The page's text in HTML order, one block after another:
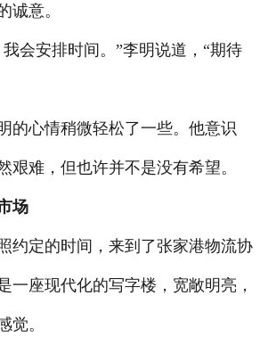
诚意。
会安排时间。”李明说道，“期待
的心情稍微轻松了一些。他意识
艰难，但也许并不是没有希望。
场
约定的时间，来到了张家港物流协
一座现代化的写字楼，宽敞明亮，
觉。